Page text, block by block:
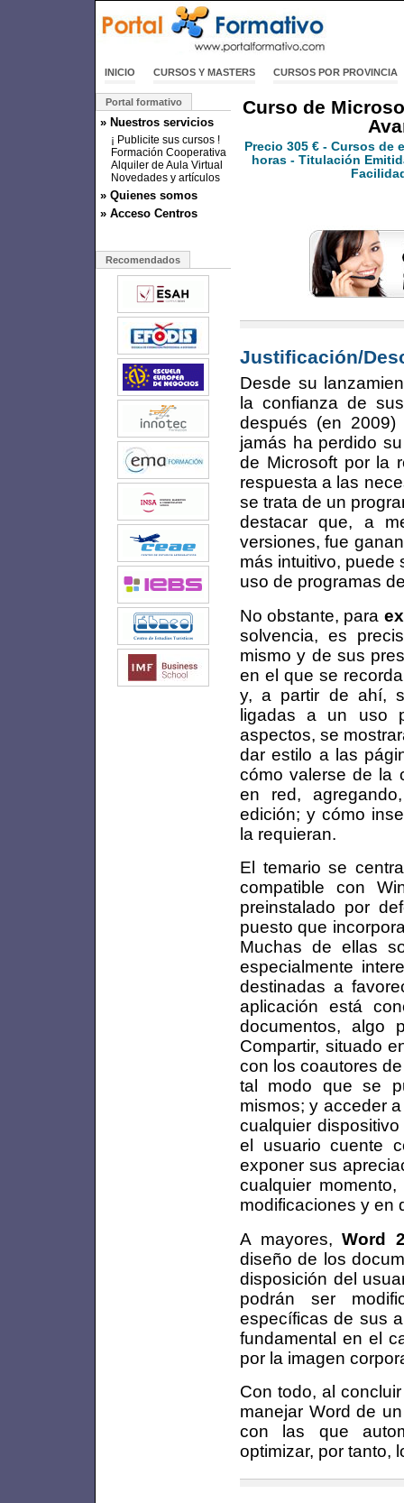
INICIO CURSOS Y MASTERS CURSOS POR PROVINCIA
Portal formativo
» Nuestros servicios
¡ Publicite sus cursos !
Formación Cooperativa
Alquiler de Aula Virtual
Novedades y artículos
» Quienes somos
» Acceso Centros
Recomendados
Curso de
Precio 305 € - Cursos de
horas - Titulación
Justificación/
Desde su
la confianza de
después (en
jamás ha perdido
de Microsoft por la
respuesta a las
se trata de un
destacar que, a
versiones, fue
más intuitivo, puede
uso de programas
No obstante, para
solvencia, es
mismo y de sus
en el que se
y, a partir de ahí,
ligadas a un uso
aspectos, se
dar estilo a las
cómo valerse de la
en red,
edición; y cómo
la requieran.
El temario se
compatible con
preinstalado por
puesto que
Muchas de ellas
especialmente
destinadas a
aplicación está
documentos, algo
Compartir, situado
con los coautores
tal modo que se
mismos; y acceder
cualquier
el usuario cuente
exponer sus
cualquier
modificaciones y en
A mayores,Word
diseño de los
disposición del
podrán ser
específicas de sus
fundamental en el
por la imagen
Con todo, al
manejar Word de
con las que
optimizar, por tanto,